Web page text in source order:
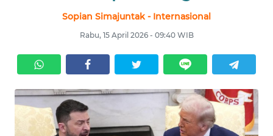
Sopian Simajuntak - Internasional
Rabu, 15 April 2026 - 09:40 WIB
KRIMINAL
EKUIN